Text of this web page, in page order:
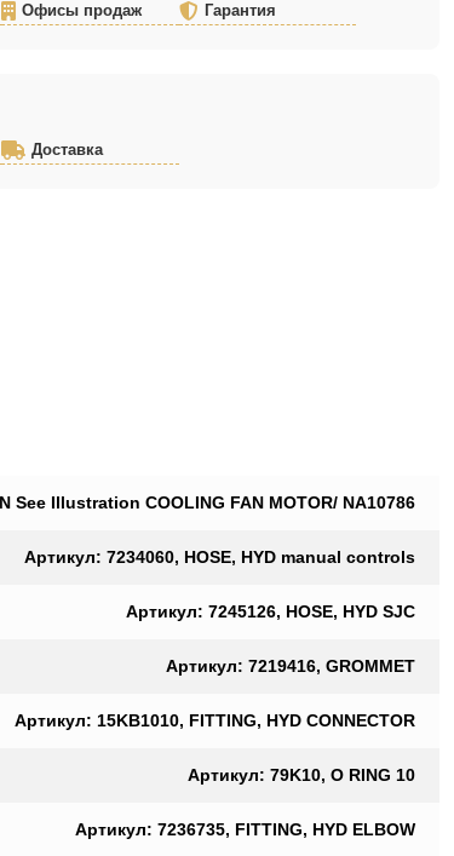
Офисы продаж Гарантия
Доставка
See Illustration COOLING FAN MOTOR/ NA10786
Артикул: 7234060, HOSE, HYD manual controls
Артикул: 7245126, HOSE, HYD SJC
Артикул: 7219416, GROMMET
Артикул: 15KB1010, FITTING, HYD CONNECTOR
Артикул: 79K10, O RING 10
Артикул: 7236735, FITTING, HYD ELBOW